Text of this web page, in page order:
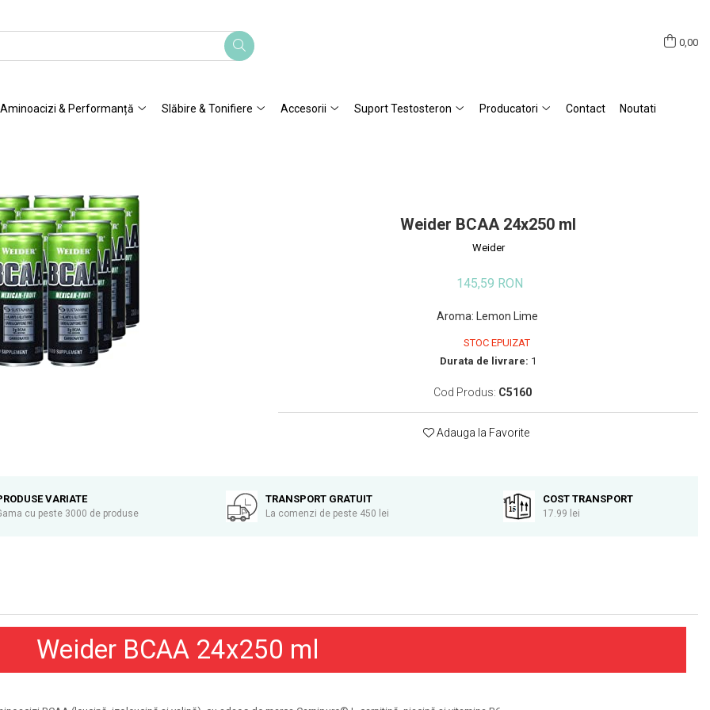
0,00
Aminoacizi & Performanță Slăbire & Tonifiere Accesorii Suport Testosteron Producatori Contact Noutati
Weider BCAA 24x250 ml
Weider
145,59 RON
Aroma: Lemon Lime
STOC EPUIZAT
Durata de livrare: 1
Cod Produs: C5160
Adauga la Favorite
VARIATE
cu peste 3000 de produse
TRANSPORT GRATUIT
La comenzi de peste 450 lei
COST TRANSPORT
17.99 lei
Weider BCAA 24x250 ml